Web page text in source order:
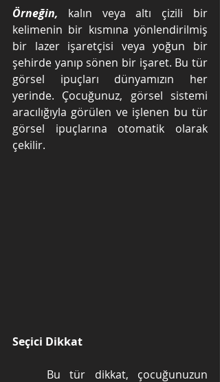
Örneğin, kalın veya altı çizili bir
kelimenin bir kısmına yönlendirilmiş
bir lazer işaretçisi veya yoğun bir
şehirde yanıp sönen bir işaret. Bu tür
görsel ipuçları dünyamızın her
yerinde. Çocuğunuz, görsel sistemi
aracılığıyla görülen ve işlenen bu tür
görsel ipuçlarına otomatik olarak
çekilir.
Seçici Dikkat